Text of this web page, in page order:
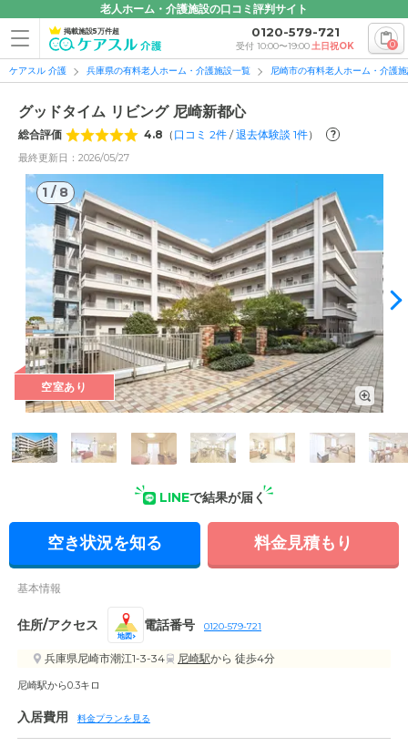
老人ホーム・介護施設の口コミ評判サイト
掲載施設5万件超 0120-579-721
受付 10:00〜19:00土日祝OK 0
ケアスル 介護 兵庫県の有料老人ホーム・介護施設一覧 尼崎市の有料老人ホーム・介護
グッドタイム リビング 尼崎新都心
総合評価 4.8 （ 口コミ 2件 /退去体験談 1件） ?
最終更新日：2026/05/27
1 / 8
1/8
外観: おしゃれな門構えが印象的な外観。大型商業施設や協力
医療機関も近い環境にあります。
空室あり
LINEで結果が届く
空き状況を知る 料金見積もり
基本情報
住所/アクセス
地図
電話番号 0120-579-721
兵庫県尼崎市潮江1-3-34 尼崎駅から 徒歩4分
尼崎駅から0.3キロ
入居費用 料金プランを見る